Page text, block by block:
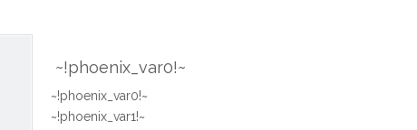
~!phoenix_var0!~
~!phoenix_var0!~
~!phoenix_var1!~